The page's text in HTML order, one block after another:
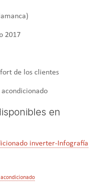
2017
de los clientes
en
inverter-Infografía